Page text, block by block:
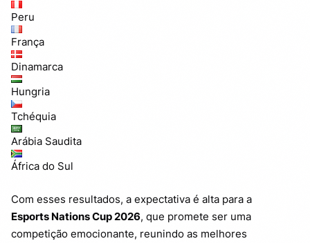
Peru
França
Dinamarca
Hungria
Tchéquia
Arábia Saudita
África do Sul
Com esses resultados, a expectativa é alta para a
Esports Nations Cup 2026, que promete ser uma
competição emocionante, reunindo as melhores